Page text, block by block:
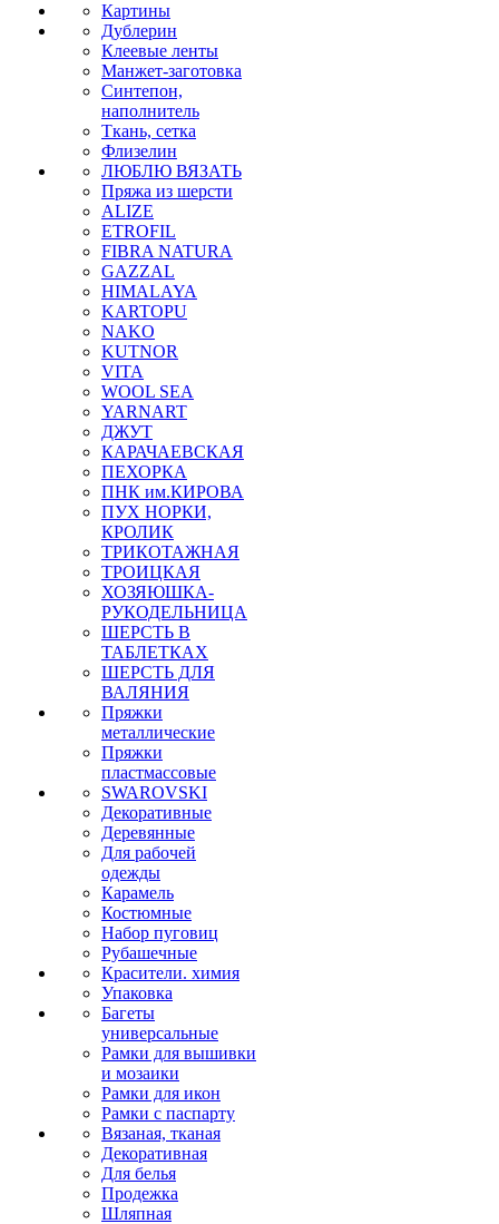
Картины
Дублерин
Клеевые ленты
Манжет-заготовка
Синтепон,
наполнитель
Ткань, сетка
Флизелин
ЛЮБЛЮ ВЯЗАТЬ
Пряжа из шерсти
ALIZE
ETROFIL
FIBRA NATURA
GAZZAL
HIMALAYA
KARTOPU
NAKO
KUTNOR
VITA
WOOL SEA
YARNART
ДЖУТ
КАРАЧАЕВСКАЯ
ПЕХОРКА
ПНК им.КИРОВА
ПУХ НОРКИ,
КРОЛИК
ТРИКОТАЖНАЯ
ТРОИЦКАЯ
ХОЗЯЮШКА-
РУКОДЕЛЬНИЦА
ШЕРСТЬ В
ТАБЛЕТКАХ
ШЕРСТЬ ДЛЯ
ВАЛЯНИЯ
Пряжки
металлические
Пряжки
пластмассовые
SWAROVSKI
Декоративные
Деревянные
Для рабочей
одежды
Карамель
Костюмные
Набор пуговиц
Рубашечные
Красители. химия
Упаковка
Багеты
универсальные
Рамки для вышивки
и мозаики
Рамки для икон
Рамки с паспарту
Вязаная, тканая
Декоративная
Для белья
Продежка
Шляпная